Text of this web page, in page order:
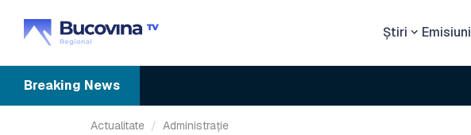
Știri Emisiuni
Breaking News
Actualitate Administrație